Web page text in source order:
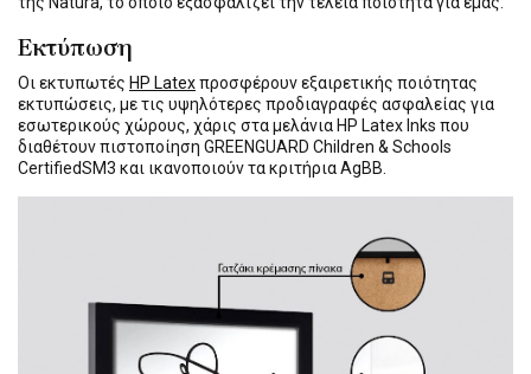
Εκτύπωση
Οι εκτυπωτές HP Latexπροσφέρουν εξαιρετικής ποιότητας
εκτυπώσεις, με τις υψηλότερες προδιαγραφές ασφαλείας για
εσωτερικούς χώρους, χάρις στα μελάνια HP Latex Inks που
διαθέτουν πιστοποίηση GREENGUARD Children & Schools
CertifiedSM3 και ικανοποιούν τα κριτήρια AgBB.